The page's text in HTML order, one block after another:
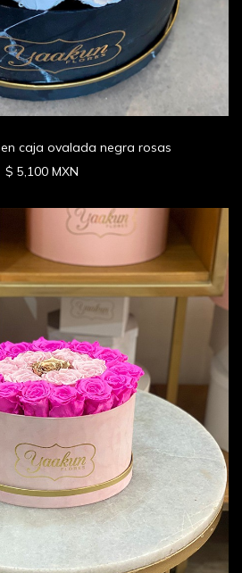
caja ovalada negra rosas
$ 5,100 MXN